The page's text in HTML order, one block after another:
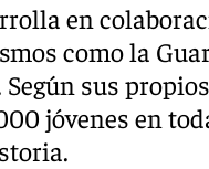
en
como la
Según sus
jóvenes en